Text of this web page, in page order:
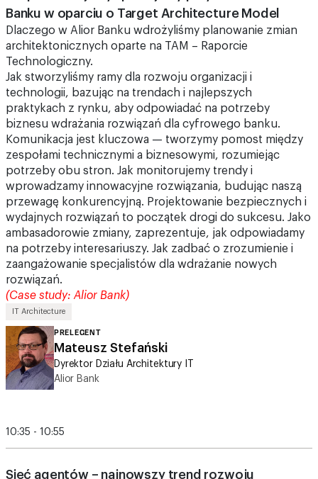
Banku w oparciu o Target Architecture Model
Dlaczego w Alior Banku wdrożyliśmy planowanie zmian
architektonicznych oparte na TAM – Raporcie
Technologiczny.
Jak stworzyliśmy ramy dla rozwoju organizacji i
technologii, bazując na trendach i najlepszych
praktykach z rynku, aby odpowiadać na potrzeby
biznesu wdrażania rozwiązań dla cyfrowego banku.
Komunikacja jest kluczowa — tworzymy pomost między
zespołami technicznymi a biznesowymi, rozumiejąc
potrzeby obu stron. Jak monitorujemy trendy i
wprowadzamy innowacyjne rozwiązania, budując naszą
przewagę konkurencyjną. Projektowanie bezpiecznych i
wydajnych rozwiązań to początek drogi do sukcesu. Jako
ambasadorowie zmiany, zaprezentuje, jak odpowiadamy
na potrzeby interesariuszy. Jak zadbać o zrozumienie i
zaangażowanie specjalistów dla wdrażanie nowych
rozwiązań.
(Case study: Alior Bank)
IT Architecture
PRELEGENT
Mateusz Stefański
Dyrektor Działu Architektury IT
Alior Bank
10:35 - 10:55
Sieć agentów – najnowszy trend rozwoju